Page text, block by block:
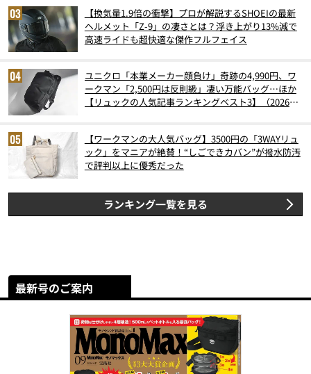
【換気量1.9倍の衝撃】プロが解説するSHOEIの最新
ヘルメット「Z-9」の凄さとは？浮き上がり13%減で
高速ライドも超快適な傑作フルフェイス
ユニクロ「本業メーカー顔負け」奇跡の4,990円、ワ
ークマン「2,500円は反則級」凄い万能バッグ…ほか
【リュックの人気記事ランキングベスト3】（2026年
【ワークマンの大人気バッグ】3500円の「3WAYリュ
ック」をマニアが絶賛！“しごできカバン”が撥水防汚
で評判以上に優秀だった
ランキング一覧を見る
最新号のご案内